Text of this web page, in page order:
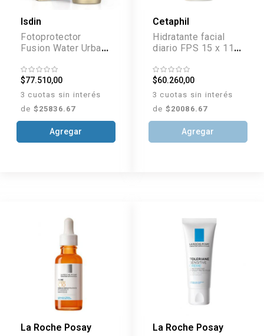
Isdin
Fotoprotector
Fusion Water Urban
$77.510,00
3 cuotas sin interés
de $25836.67
Agregar
Cetaphil
Hidratante facial
diario FPS 15 x 118
$60.260,00
3 cuotas sin interés
de $20086.67
Agregar
La Roche Posay
La Roche Posay